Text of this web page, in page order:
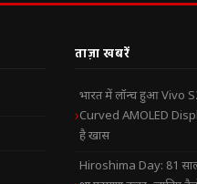
ताज़ा खबरें
भारत में लॉन्च हुआ Vivo
Curved AMOLED
है खास
Hiroshima Day: 81 साल